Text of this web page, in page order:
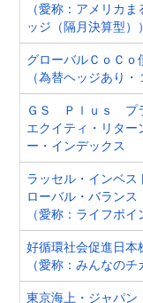
（愛称：アメリカ
ッジ（隔月決算型））
グローバルＣｏＣｏ
（為替ヘッジあり・
ＧＳ Ｐｌｕｓ プ
エクイティ・リター
ー・インデックス
ラッセル・インベス
ローバル・バラン
（愛称：ライフポイ
好循環社会促進日本
（愛称：みんなのチ
東京海上・ジャパン